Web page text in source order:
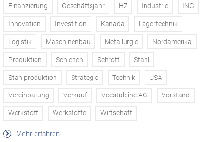
Finanzierung Geschäftsjahr HZ Industrie ING
Innovation Investition Kanada Lagertechnik
Logistik Maschinenbau Metallurgie Nordamerika
Produktion Schienen Schrott Stahl
Stahlproduktion Strategie Technik USA
Vereinbarung Verkauf Voestalpine AG Vorstand
Werkstoff Werkstoffe Wirtschaft
Mehr erfahren